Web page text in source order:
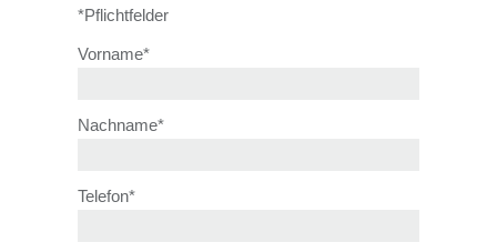
*Pflichtfelder
Vorname*
Nachname*
Telefon*